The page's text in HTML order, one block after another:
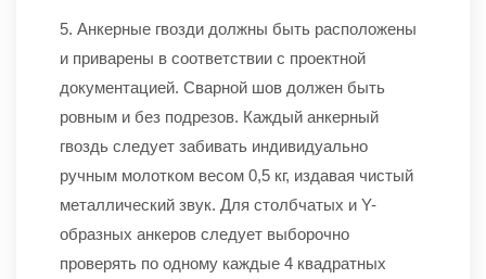
5. Анкерные гвозди должны быть расположены
и приварены в соответствии с проектной
документацией. Сварной шов должен быть
ровным и без подрезов. Каждый анкерный
гвоздь следует забивать индивидуально
ручным молотком весом 0,5 кг, издавая чистый
металлический звук. Для столбчатых и Y-
образных анкеров следует выборочно
проверять по одному каждые 4 квадратных